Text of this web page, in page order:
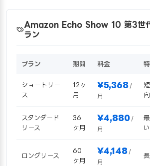
Amazon Echo Show 10 第3世
ラン
プラン 期間 料金
ショートリー
ス
12ヶ
月
¥5,368 /
月
スタンダード
リース
36
ヶ月
¥4,880 /
月
ロングリース
60
ヶ月
¥4,148 /
月